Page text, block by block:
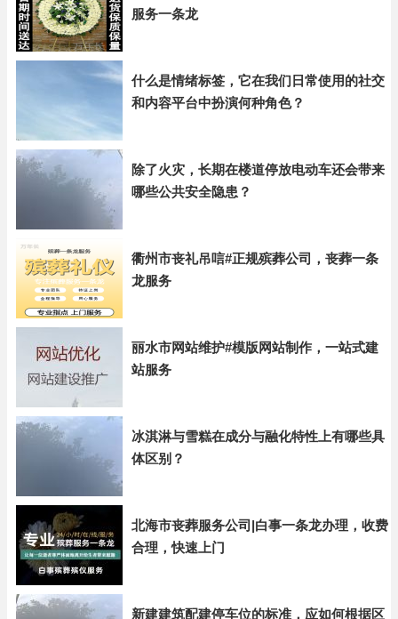
服务一条龙
什么是情绪标签，它在我们日常使用的社交
和内容平台中扮演何种角色？
除了火灾，长期在楼道停放电动车还会带来
哪些公共安全隐患？
衢州市丧礼吊唁#正规殡葬公司，丧葬一条
龙服务
丽水市网站维护#模版网站制作，一站式建
站服务
冰淇淋与雪糕在成分与融化特性上有哪些具
体区别？
北海市丧葬服务公司|白事一条龙办理，收费
合理，快速上门
新建建筑配建停车位的标准，应如何根据区